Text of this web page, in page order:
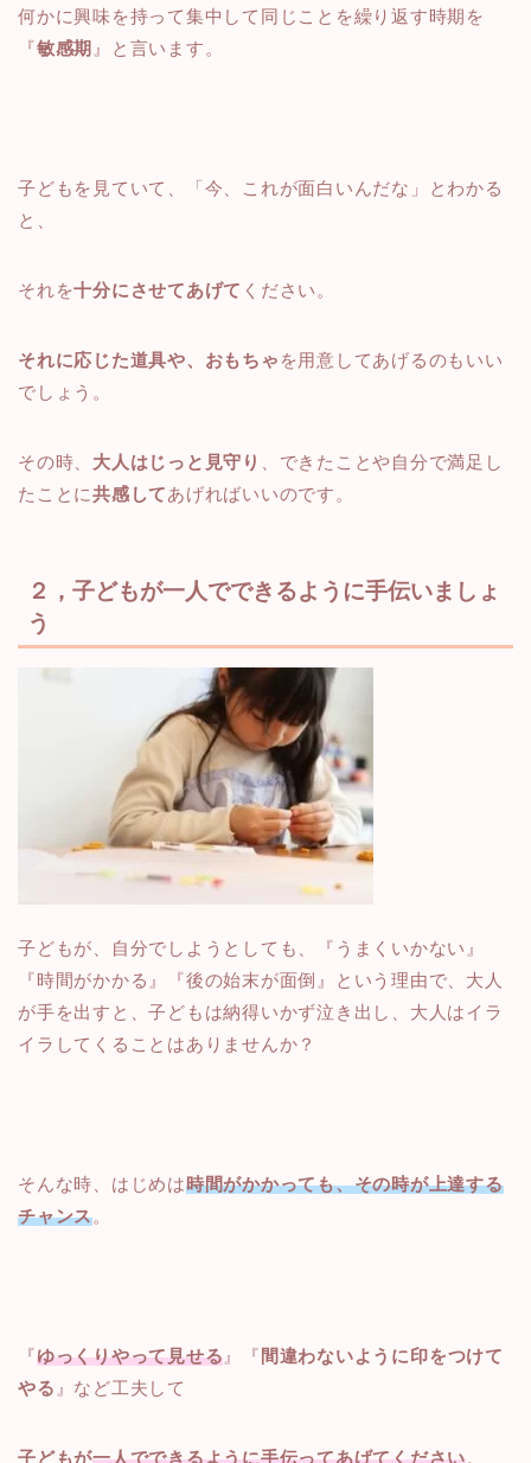
何かに興味を持って集中して同じことを繰り返す時期を
『敏感期 』と言います。
子どもを見ていて、「今、これが面白いんだな」とわかる
と、
それを十分にさせてあげて ください。
それに応じた道具や、おもちゃ を用意してあげるのもいい
でしょう。
その時、 大人はじっと見守り
、できたことや自分で満足し
たことに共感してあげればいいのです。
２，子どもが一人でできるように手伝いましょ
う
子どもが、自分でしようとしても、『うまくいかない』
『時間がかかる』『後の始末が面倒』という理由で、大人
が手を出すと、子どもは納得いかず泣き出し、大人はイラ
イラしてくることはありませんか？
そんな時、はじめは時間がかかっても、その時が上達する
チャンス。
『ゆっくりやって見せる 』『 間違わないように印をつけて
やる 』など工夫して
子どもが一人でできるように手伝ってあげてください。